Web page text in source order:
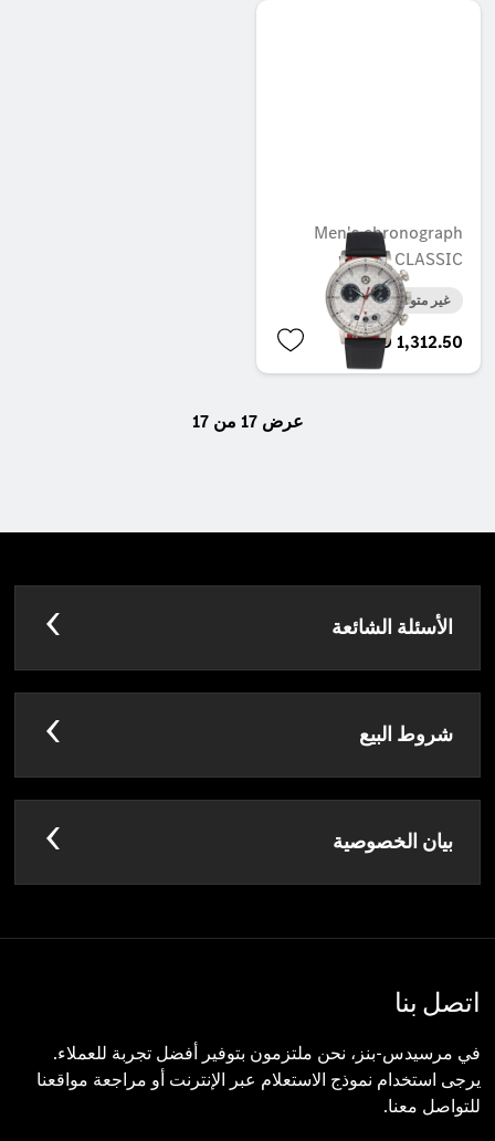
Men's chronograph
watch, CLASSIC
غير متوفر حاليا
AED 1,312.50
عرض 17 من 17
الأسئلة الشائعة
شروط البيع
بيان الخصوصية
اتصل بنا
في مرسيدس-بنز، نحن ملتزمون بتوفير أفضل تجربة للعملاء.
يرجى استخدام نموذج الاستعلام عبر الإنترنت أو مراجعة مواقعنا
للتواصل معنا.